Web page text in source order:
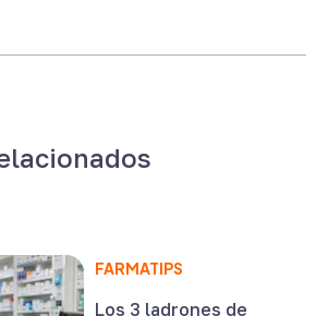
FARMATIPS
Los 3 ladrones de